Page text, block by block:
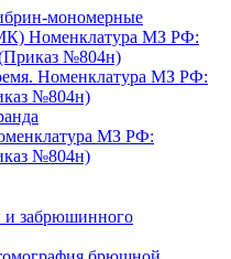
мономерные
Номенклатура МЗ РФ:
№804н)
Номенклатура МЗ РФ:
№804н)
МЗ РФ:
№804н)
забрюшинного